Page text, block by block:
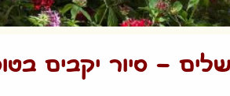
– סיור יקבים